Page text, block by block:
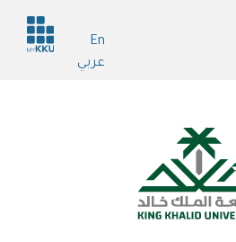
En
عربي
Header
services